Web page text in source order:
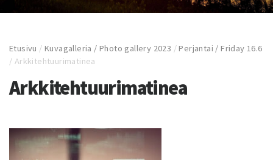
Etusivu /Kuvagalleria / Photo gallery 2023 /Perjantai / Friday 16.6
/ Arkkitehtuurimatinea
Arkkitehtuurimatinea